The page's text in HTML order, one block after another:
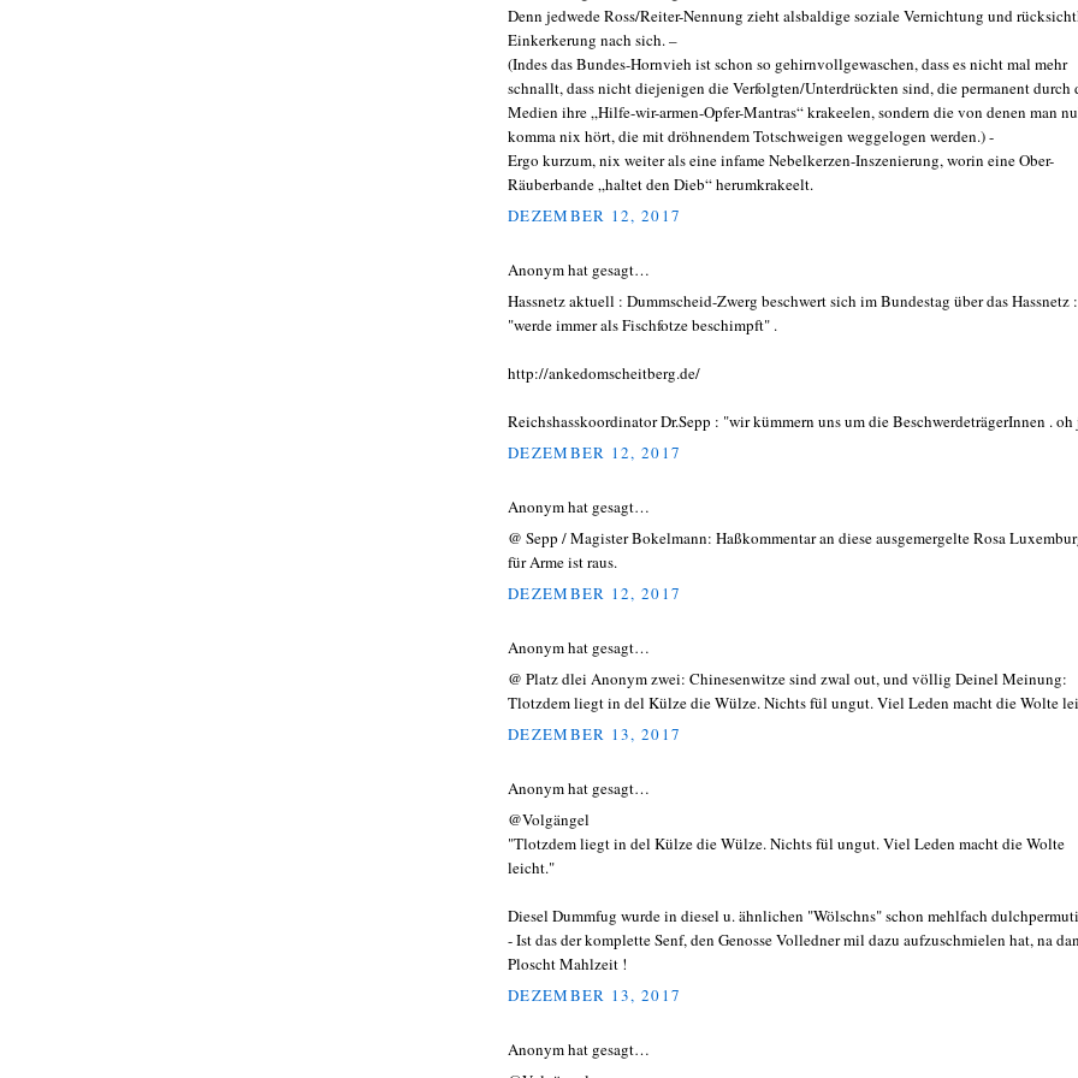
Denn jedwede Ross/Reiter-Nennung zieht alsbaldige soziale Vernichtung und
Einkerkerung nach sich. –
(Indes das Bundes-Hornvieh ist schon so gehirnvollgewaschen, dass es nicht mal mehr
schnallt, dass nicht diejenigen die Verfolgten/Unterdrückten sind, die permanent durch
Medien ihre „Hilfe-wir-armen-Opfer-Mantras“ krakeelen, sondern die von denen man
komma nix hört, die mit dröhnendem Totschweigen weggelogen werden.) -
Ergo kurzum, nix weiter als eine infame Nebelkerzen-Inszenierung, worin eine Ober-
Räuberbande „haltet den Dieb“ herumkrakeelt.
DEZEMBER 12, 2017
Anonym hat gesagt…
Hassnetz aktuell : Dummscheid-Zwerg beschwert sich im Bundestag über das Hassnetz :
"werde immer als Fischfotze beschimpft" .
http://ankedomscheitberg.de/
Reichshasskoordinator Dr.Sepp : "wir kümmern uns um die BeschwerdeträgerInnen . oh
DEZEMBER 12, 2017
Anonym hat gesagt…
@ Sepp / Magister Bokelmann: Haßkommentar an diese ausgemergelte Rosa
für Arme ist raus.
DEZEMBER 12, 2017
Anonym hat gesagt…
@ Platz dlei Anonym zwei: Chinesenwitze sind zwal out, und völlig Deinel Meinung:
Tlotzdem liegt in del Külze die Wülze. Nichts fül ungut. Viel Leden macht die Wolte
DEZEMBER 13, 2017
Anonym hat gesagt…
@Volgängel
"Tlotzdem liegt in del Külze die Wülze. Nichts fül ungut. Viel Leden macht die Wolte
leicht."
Diesel Dummfug wurde in diesel u. ähnlichen "Wölschns" schon mehlfach
- Ist das der komplette Senf, den Genosse Volledner mil dazu aufzuschmielen hat, na
Ploscht Mahlzeit !
DEZEMBER 13, 2017
Anonym hat gesagt…